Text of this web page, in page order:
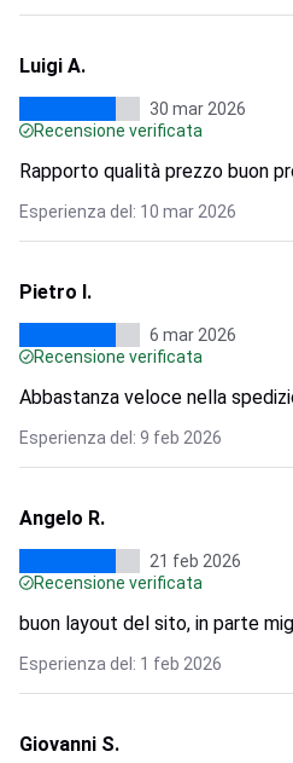
Luigi A.
30 mar 2026
Recensione verificata
Rapporto qualità prezzo buon
Esperienza del: 10 mar 2026
Pietro I.
6 mar 2026
Recensione verificata
Abbastanza veloce nella
Esperienza del: 9 feb 2026
Angelo R.
21 feb 2026
Recensione verificata
buon layout del sito, in parte
Esperienza del: 1 feb 2026
Giovanni S.